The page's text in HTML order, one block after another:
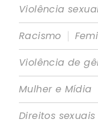
Violência
Racismo |
Violência de
Mulher e Mídia
Direitos